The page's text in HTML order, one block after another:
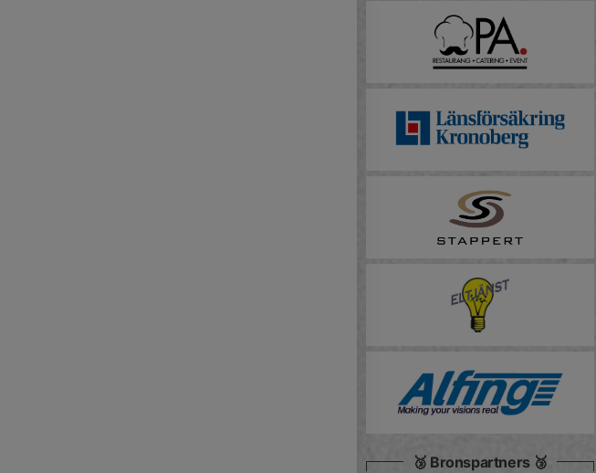
🥉 Bronspartners 🥉